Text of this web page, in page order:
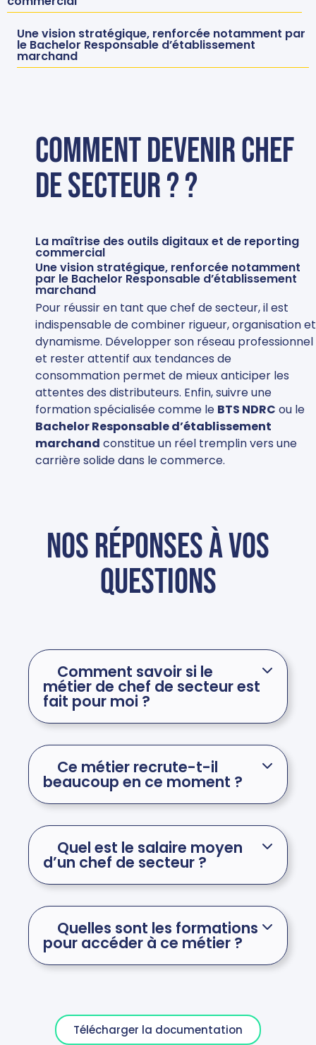
Une vision stratégique, renforcée notamment par
le Bachelor Responsable d’établissement
marchand
Comment devenir chef
de secteur ? ?
La maîtrise des outils digitaux et de reporting
commercial
Une vision stratégique, renforcée notamment
par le Bachelor Responsable d’établissement
marchand
Pour réussir en tant que chef de secteur, il est
indispensable de combiner rigueur, organisation et
dynamisme. Développer son réseau professionnel
et rester attentif aux tendances de
consommation permet de mieux anticiper les
attentes des distributeurs. Enfin, suivre une
formation spécialisée comme le BTS NDRC ou le
Bachelor Responsable d’établissement
marchand constitue un réel tremplin vers une
carrière solide dans le commerce.
Nos réponses à vos
questions
Comment savoir si le
métier de chef de secteur est
fait pour moi ?
Ce métier recrute-t-il
beaucoup en ce moment ?
Quel est le salaire moyen
d’un chef de secteur ?
Quelles sont les formations
pour accéder à ce métier ?
Télécharger la documentation